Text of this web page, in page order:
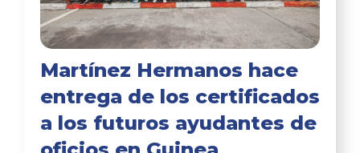
Martínez Hermanos hace
entrega de los certificados
a los futuros ayudantes de